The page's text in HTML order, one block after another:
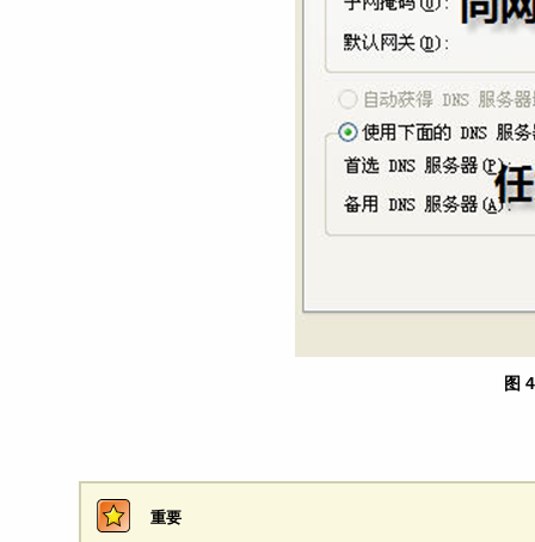
图
重要